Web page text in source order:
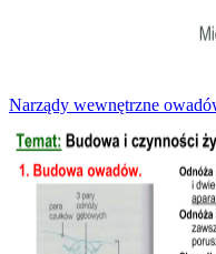
Narządy wewnętrzne